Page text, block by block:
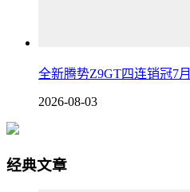
全新腾势Z9GT四连销冠7
2026-08-03
经典文章